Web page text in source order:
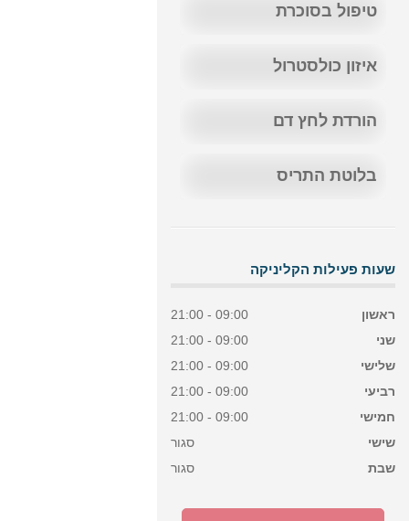
טיפול בסוכרת
איזון כולסטרול
הורדת לחץ דם
בלוטת התריס
שעות פעילות הקליניקה
ראשון
09:00 - 21:00
שני
09:00 - 21:00
שלישי
09:00 - 21:00
רביעי
09:00 - 21:00
חמישי
09:00 - 21:00
שישי
סגור
שבת
סגור